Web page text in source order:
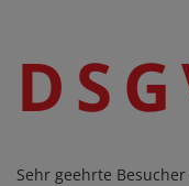
Sehr geehrte